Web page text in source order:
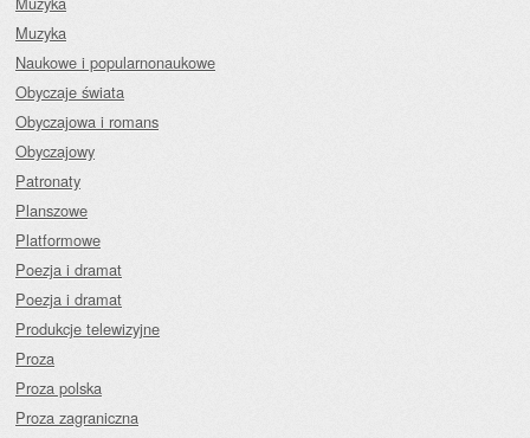
Muzyka
Naukowe i popularnonaukowe
Obyczaje świata
Obyczajowa i romans
Obyczajowy
Patronaty
Planszowe
Platformowe
Poezja i dramat
Poezja i dramat
Produkcje telewizyjne
Proza
Proza polska
Proza zagraniczna